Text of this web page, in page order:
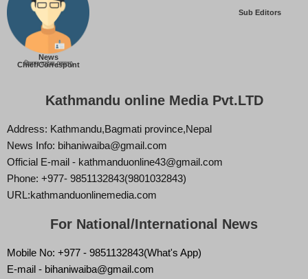
News
Chief/Correspont
बिज्ञान वाईबा (ममता)
Sub Editors
Kathmandu online Media Pvt.LTD
Address: Kathmandu,Bagmati province,Nepal
News Info: bihaniwaiba@gmail.com
Official E-mail - kathmanduonline43@gmail.com
Phone: +977- 9851132843(9801032843)
URL:kathmanduonlinemedia.com
For National/International News
Mobile No: +977 - 9851132843(What's App)
E-mail - bihaniwaiba@gmail.com